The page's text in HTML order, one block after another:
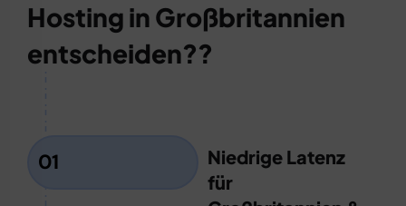
Hosting in Großbritannien
entscheiden??
01
Niedrige Latenz
für